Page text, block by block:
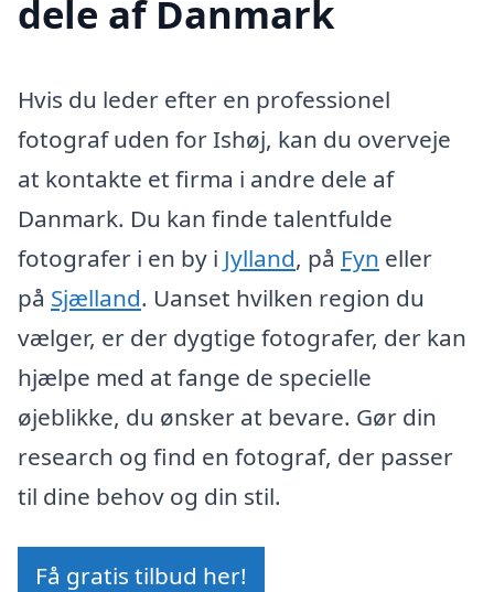
dele af Danmark
Hvis du leder efter en professionel
fotograf uden for Ishøj, kan du overveje
at kontakte et firma i andre dele af
Danmark. Du kan finde talentfulde
fotografer i en by i Jylland, på Fyn eller
på Sjælland. Uanset hvilken region du
vælger, er der dygtige fotografer, der kan
hjælpe med at fange de specielle
øjeblikke, du ønsker at bevare. Gør din
research og find en fotograf, der passer
til dine behov og din stil.
Få gratis tilbud her!